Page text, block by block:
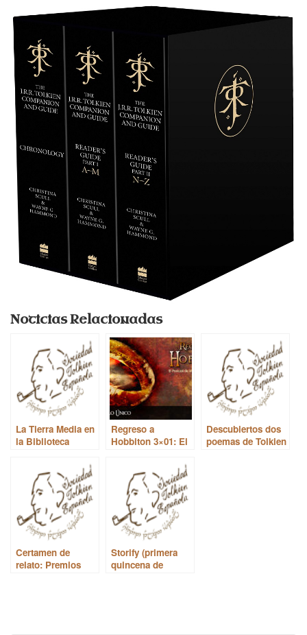
Noticias Relacionadas
La Tierra Media en
la Biblioteca
Regreso a
Hobbiton 3×01: El
Descubiertos dos
poemas de Tolkien
Certamen de
relato: Premios
Storify (primera
quincena de